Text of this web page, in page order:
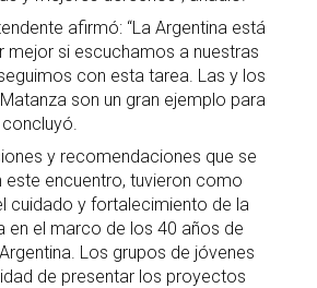
afirmó: “La Argentina está
mejor si escuchamos a nuestras
con esta tarea. Las y los
son un gran ejemplo para
concluyó.
y recomendaciones que se
este encuentro, tuvieron como
cuidado y fortalecimiento de la
en el marco de los 40 años de
Los grupos de jóvenes
de presentar los proyectos